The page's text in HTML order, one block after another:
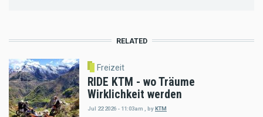
RELATED
Freizeit
RIDE KTM - wo Träume
Wirklichkeit werden
Jul 22 2026 - 11:03am , byKTM